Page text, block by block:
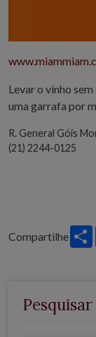
Levar o vinho
uma garrafa por
R. General Góis
(21) 2244-0125
Compartilhe